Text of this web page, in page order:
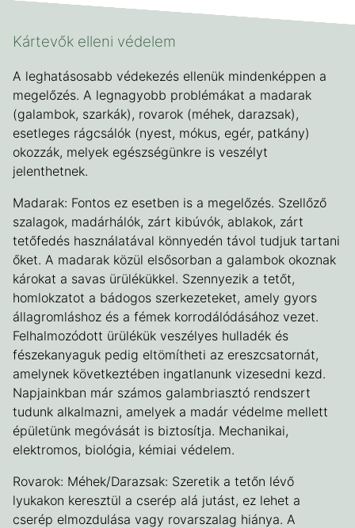
Kártevők elleni védelem
A leghatásosabb védekezés ellenük mindenképpen a
megelőzés. A legnagyobb problémákat a madarak
(galambok, szarkák), rovarok (méhek, darazsak),
esetleges rágcsálók (nyest, mókus, egér, patkány)
okozzák, melyek egészségünkre is veszélyt
jelenthetnek.
Madarak: Fontos ez esetben is a megelőzés. Szellőző
szalagok, madárhálók, zárt kibúvók, ablakok, zárt
tetőfedés használatával könnyedén távol tudjuk tartani
őket. A madarak közül elsősorban a galambok okoznak
károkat a savas ürülékükkel. Szennyezik a tetőt,
homlokzatot a bádogos szerkezeteket, amely gyors
állagromláshoz és a fémek korrodálódásához vezet.
Felhalmozódott ürülékük veszélyes hulladék és
fészekanyaguk pedig eltömítheti az ereszcsatornát,
amelynek következtében ingatlanunk vizesedni kezd.
Napjainkban már számos galambriasztó rendszert
tudunk alkalmazni, amelyek a madár védelme mellett
épületünk megóvását is biztosítja. Mechanikai,
elektromos, biológia, kémiai védelem.
Rovarok: Méhek/Darazsak: Szeretik a tetőn lévő
lyukakon keresztül a cserép alá jutást, ez lehet a
cserép elmozdulása vagy rovarszalag hiánya. A